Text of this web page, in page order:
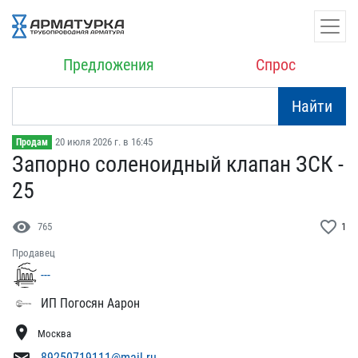
Предложения Спрос
Найти
Продам 20 июля 2026 г. в 16:45
Запорно соленоидный клап​ан ЗСК -
25
visibility 765 favorite_border 1
Продавец
---
ИП Погосян Аарон
location_on Москва